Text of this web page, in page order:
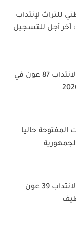
لإنتداب
آخر أجل للتسجيل
مناظرة وزارة العدل لانتداب 87 عون في
حاليا
مناظرة وزارة العدل لانتداب 39 عون